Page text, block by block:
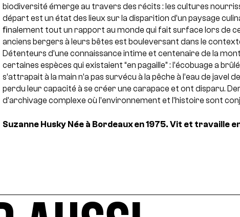
biodiversité émerge au travers des récits : les cultures
départ est un état des lieux sur la disparition d’un paysage
ﬁnalement tout un rapport au monde qui fait surface lors de
anciens bergers à leurs bêtes est bouleversant dans le
Détenteurs d’une connaissance intime et centenaire de la
certaines espèces qui existaient “en pagaille” : l’écobuage a
s’attrapait à la main n’a pas survécu à la pêche à l’eau de
perdu leur capacité à se créer une carapace et ont disparu.
d’archivage complexe où l’environnement et l’histoire sont
Suzanne Husky Née à Bordeaux en 1975. Vit et travaille